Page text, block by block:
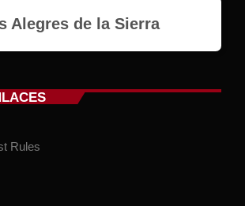
Alegres de la Sierra
Rules